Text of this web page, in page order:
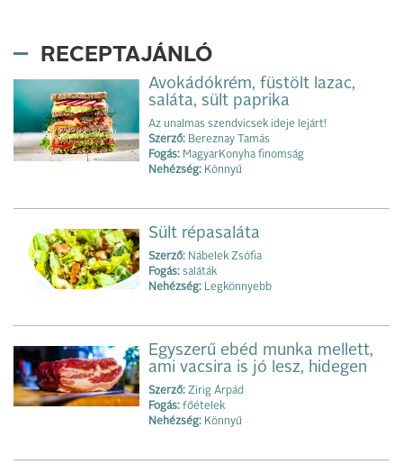
RECEPTAJÁNLÓ
Avokádókrém, füstölt lazac,
saláta, sült paprika
Az unalmas szendvicsek ideje lejárt!
Szerző: Bereznay Tamás
Fogás: MagyarKonyha finomság
Nehézség: Könnyű
Sült répasaláta
Szerző: Nábelek Zsófia
Fogás: saláták
Nehézség: Legkönnyebb
Egyszerű ebéd munka mellett,
ami vacsira is jó lesz, hidegen
Szerző: Zirig Árpád
Fogás: főételek
Nehézség: Könnyű